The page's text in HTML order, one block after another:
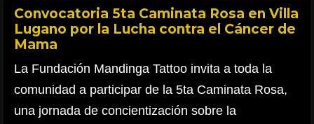
Convocatoria 5ta Caminata Rosa en Villa
Lugano por la Lucha contra el Cáncer de
Mama
La Fundación Mandinga Tattoo invita a toda la
comunidad a participar de la 5ta Caminata Rosa,
una jornada de concientización sobre la